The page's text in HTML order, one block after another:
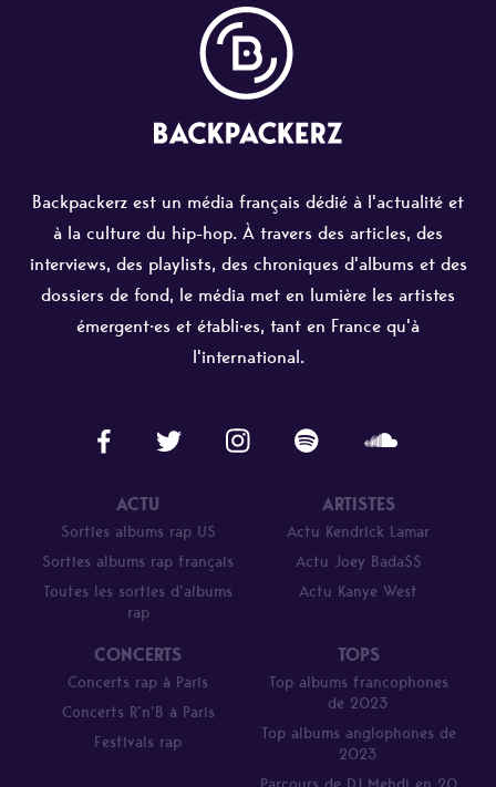
Backpackerz est un média français dédié à l'actualité et
à la culture du hip-hop. À travers des articles, des
interviews, des playlists, des chroniques d'albums et des
dossiers de fond, le média met en lumière les artistes
émergent·es et établi·es, tant en France qu'à
l'international.
ACTU
Sorties albums rap US
Sorties albums rap français
Toutes les sorties d’albums
rap
ARTISTES
Actu Kendrick Lamar
Actu Joey Bada$$
Actu Kanye West
CONCERTS
Concerts rap à Paris
Concerts R’n’B à Paris
Festivals rap
TOPS
Top albums francophones
de 2023
Top albums anglophones de
2023